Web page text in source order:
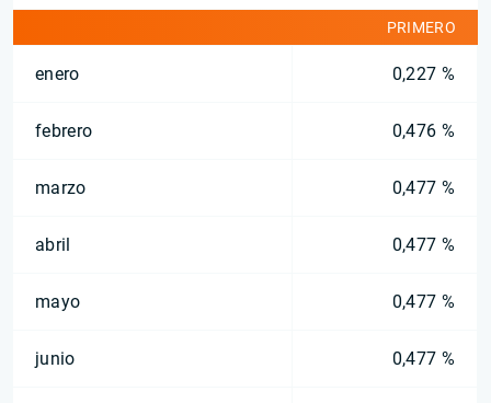
PRIMERO
enero 0,227 %
febrero 0,476 %
marzo 0,477 %
abril 0,477 %
mayo 0,477 %
junio 0,477 %